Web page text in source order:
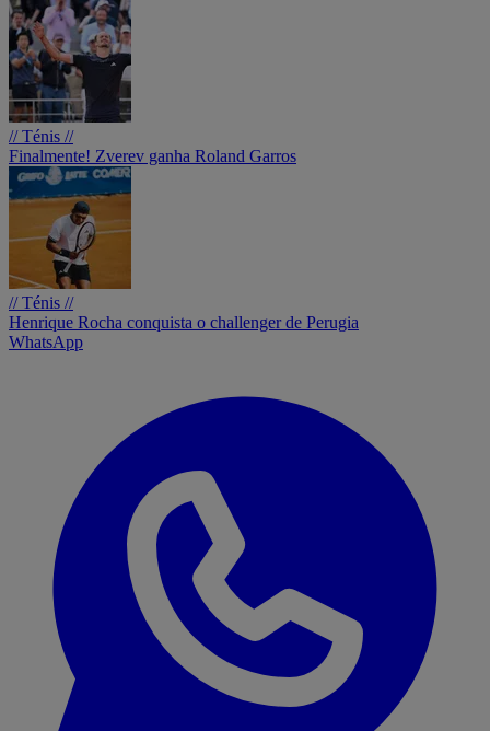
// Ténis //
Finalmente! Zverev ganha Roland Garros
// Ténis //
Henrique Rocha conquista o challenger de Perugia
WhatsApp